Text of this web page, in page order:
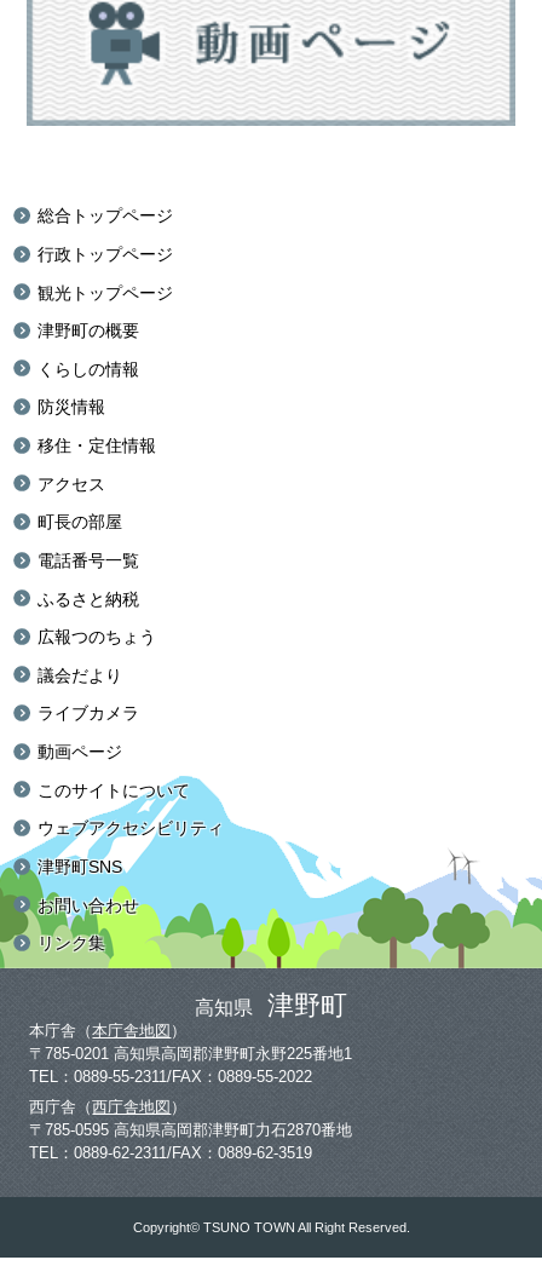
総合トップページ
行政トップページ
観光トップページ
津野町の概要
くらしの情報
防災情報
移住・定住情報
アクセス
町長の部屋
電話番号一覧
ふるさと納税
広報つのちょう
議会だより
ライブカメラ
動画ページ
このサイトについて
ウェブアクセシビリティ
津野町SNS
お問い合わせ
リンク集
高知県 津野町
本庁舎（本庁舎地図 ）
〒785-0201 高知県高岡郡津野町永野225番地1
TEL：0889-55-2311/FAX：0889-55-2022
西庁舎（西庁舎地図 ）
〒785-0595 高知県高岡郡津野町力石2870番地
TEL：0889-62-2311/FAX：0889-62-3519
Copyright© TSUNO TOWN All Right Reserved.